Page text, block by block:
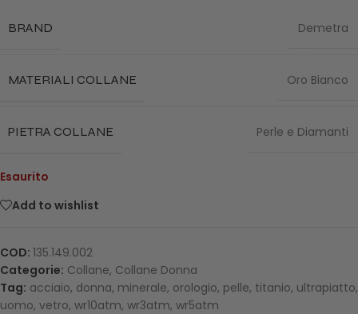
BRAND Demetra
MATERIALI COLLANE Oro Bianco
PIETRA COLLANE Perle e Diamanti
Esaurito
Add to wishlist
COD: 135.149.002
Categorie: Collane, Collane Donna
Tag: acciaio, donna, minerale, orologio, pelle, titanio, ultrapiatto,
uomo, vetro, wr10atm, wr3atm, wr5atm